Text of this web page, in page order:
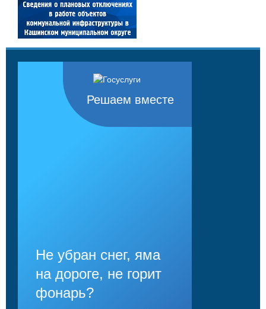
Решаем вместе
Не убран снег, яма
на дороге, не горит
фонарь?